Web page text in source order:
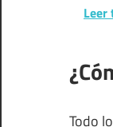
Leer
Todo